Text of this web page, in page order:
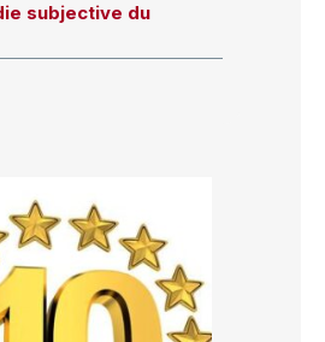
subjective du